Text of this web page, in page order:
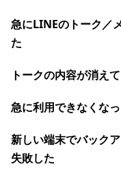
急にLINEのトーク／
た
トークの内容が消え
急に利用できなくな
新しい端末でバック
失敗した